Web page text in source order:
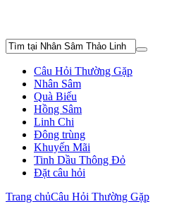
Câu Hỏi Thường Gặp
Nhân Sâm
Quà Biếu
Hồng Sâm
Linh Chi
Đông trùng
Khuyến Mãi
Tinh Dầu Thông Đỏ
Đặt câu hỏi
Trang chủCâu Hỏi Thường Gặp